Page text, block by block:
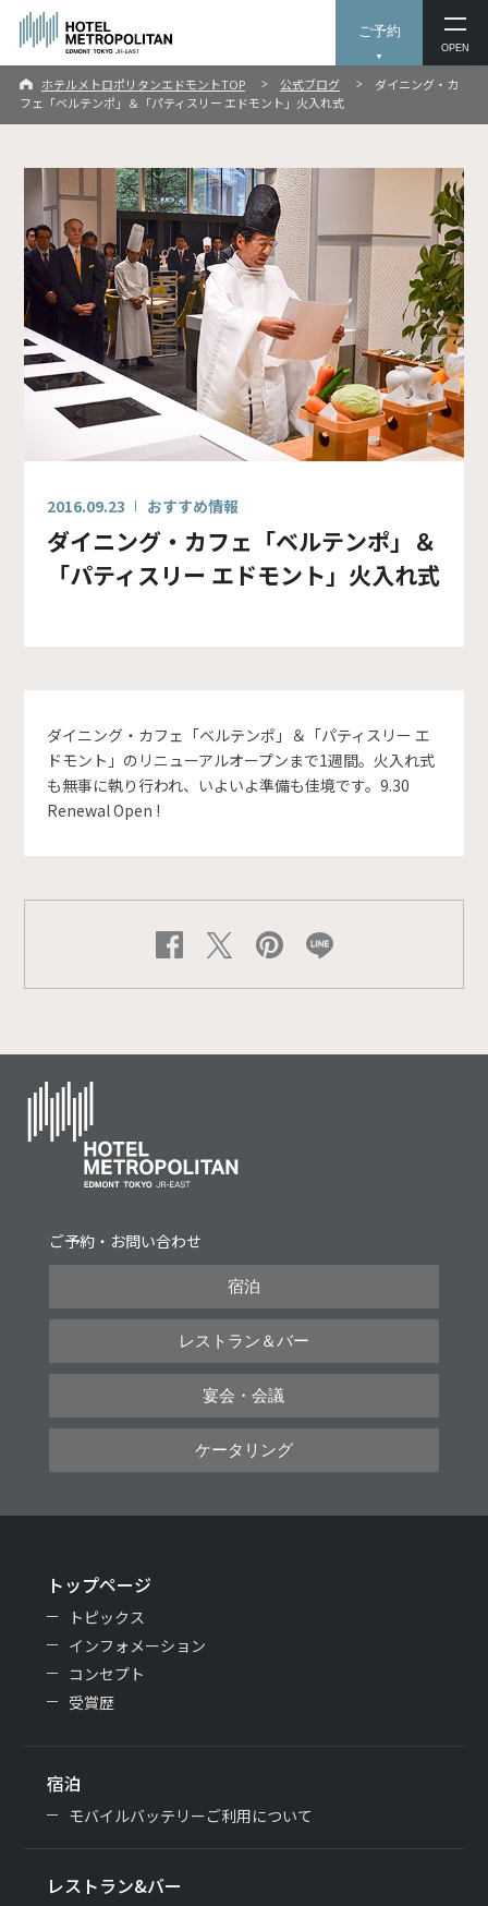
ご予約
OPEN
ホテルメトロポリタンエドモントTOP 公式ブログ
ダイニング・カ
フェ「ベルテンポ」＆「パティスリー エドモント」火入れ式
2016.09.23 おすすめ情報
ダイニング・カフェ「ベルテンポ」＆
「パティスリー エドモント」火入れ式
ダイニング・カフェ「ベルテンポ」＆「パティスリー エ
ドモント」のリニューアルオープンまで1週間。火入れ式
も無事に執り行われ、いよいよ準備も佳境です。9.30
Renewal Open !
ご予約・お問い合わせ
宿泊
レストラン＆バー
宴会・会議
ケータリング
トップページ
トピックス
インフォメーション
コンセプト
受賞歴
宿泊
モバイルバッテリーご利用について
レストラン&バー